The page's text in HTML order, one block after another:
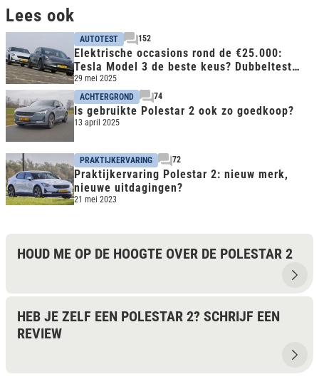
Lees ook
AUTOTEST 152
Elektrische occasions rond de €25.000:
Tesla Model 3 de beste keus? Dubbeltest
met Polestar 2
29 mei 2025
ACHTERGROND
74
Is gebruikte Polestar 2 ook zo goedkoop?
13 april 2025
PRAKTIJKERVARING 72
Praktijkervaring Polestar 2: nieuw merk,
nieuwe uitdagingen?
21 mei 2023
HOUD ME OP DE HOOGTE OVER DE POLESTAR 2
HEB JE ZELF EEN POLESTAR 2? SCHRIJF EEN
REVIEW